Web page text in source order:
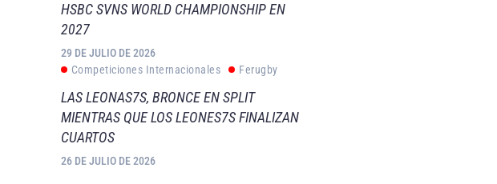
HSBC SVNS WORLD CHAMPIONSHIP EN
2027
29 DE JULIO DE 2026
Competiciones Internacionales
Ferugby
LAS LEONAS7S, BRONCE EN SPLIT
MIENTRAS QUE LOS LEONES7S FINALIZAN
CUARTOS
26 DE JULIO DE 2026